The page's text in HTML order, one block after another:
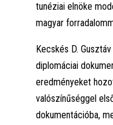
tunéziai elnöke
magyar
Kecskés D.
diplomáciai
eredményeket
valószínűséggel
dokumentációba,